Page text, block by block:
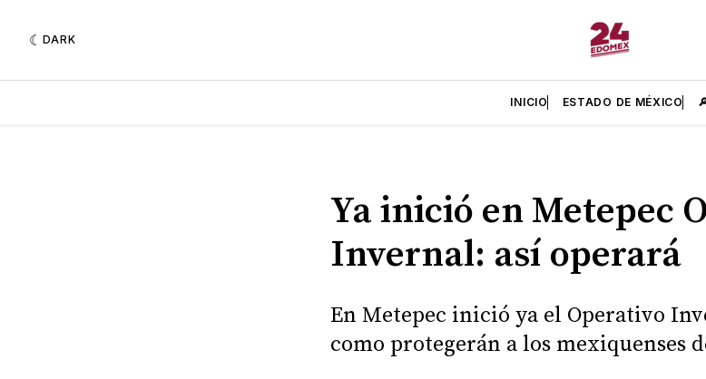
DARK
INICIO ESTADO DE MÉXICO
Ya inició en Metepec
Invernal: así operará
En Metepec inició ya el Operativo
como protegerán a los mexiquenses